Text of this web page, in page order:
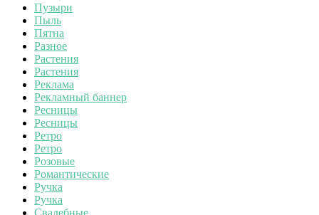
Пузыри
Пыль
Пятна
Разное
Растения
Растения
Реклама
Рекламный баннер
Ресницы
Ресницы
Ретро
Ретро
Розовые
Романтические
Ручка
Ручка
Свадебные